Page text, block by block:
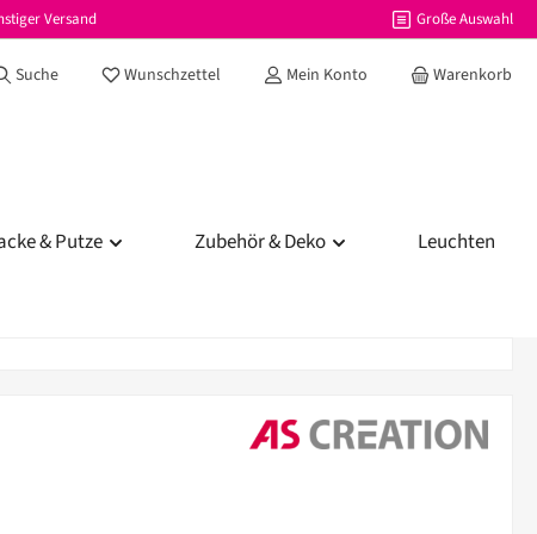
Versand Große Auswahl
Suche Wunschzettel Du hast 0 Produkte auf dem Merkzettel
Mein Konto Warenkorb
& Putze Zubehör & Deko Leuchten